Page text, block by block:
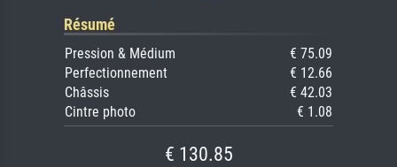
Résumé
Pression & Médium
€ 75.09
Perfectionnement
€ 12.66
Châssis
€ 42.03
Cintre photo
€ 1.08
€ 130.85